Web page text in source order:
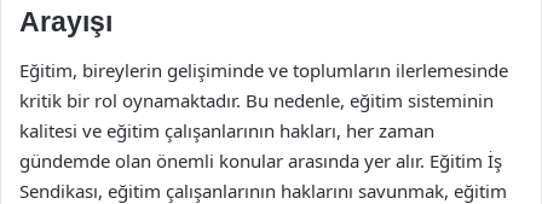
Arayışı
Eğitim, bireylerin gelişiminde ve toplumların ilerlemesinde
kritik bir rol oynamaktadır. Bu nedenle, eğitim sisteminin
kalitesi ve eğitim çalışanlarının hakları, her zaman
gündemde olan önemli konular arasında yer alır. Eğitim İş
Sendikası, eğitim çalışanlarının haklarını savunmak, eğitim